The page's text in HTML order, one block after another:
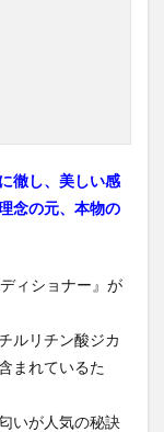
徹し、美しい感
念の元、本物の
ィショナー』が
ルリチン酸ジカ
まれているた
いが人気の秘訣